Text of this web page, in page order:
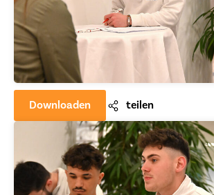
Downloaden teilen